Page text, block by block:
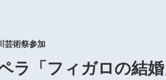
芸術祭参加
ラ「フィガロの結